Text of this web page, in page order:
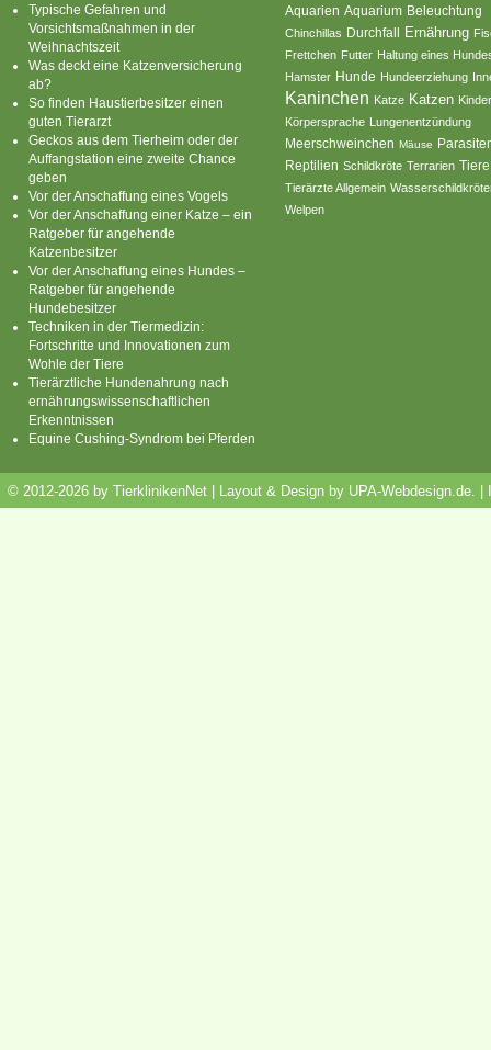
Typische Gefahren und
Vorsichtsmaßnahmen in der
Weihnachtszeit
Was deckt eine Katzenversicherung
ab?
So finden Haustierbesitzer einen
guten Tierarzt
Geckos aus dem Tierheim oder der
Auffangstation eine zweite Chance
geben
Vor der Anschaffung eines Vogels
Vor der Anschaffung einer Katze – ein
Ratgeber für angehende
Katzenbesitzer
Vor der Anschaffung eines Hundes –
Ratgeber für angehende
Hundebesitzer
Techniken in der Tiermedizin:
Fortschritte und Innovationen zum
Wohle der Tiere
Tierärztliche Hundenahrung nach
ernährungswissenschaftlichen
Erkenntnissen
Equine Cushing-Syndrom bei Pferden
Aquarien Aquarium Beleuchtung
Chinchillas Durchfall Ernährung
Frettchen Futter Haltung eines
Hamster Hunde Hundeerziehung
Kaninchen Katze Katzen
Körpersprache Lungenentzündung
Meerschweinchen Mäuse
Reptilien Schildkröte Terrarien Tiere
Tierärzte Allgemein
Welpen
© 2012-2026 by TierklinikenNet | Layout & Design by UPA-Webdesign.de. |